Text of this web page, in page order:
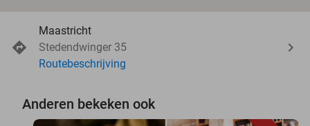
Maastricht
Stedendwinger 35
Routebeschrijving
Anderen bekeken ook